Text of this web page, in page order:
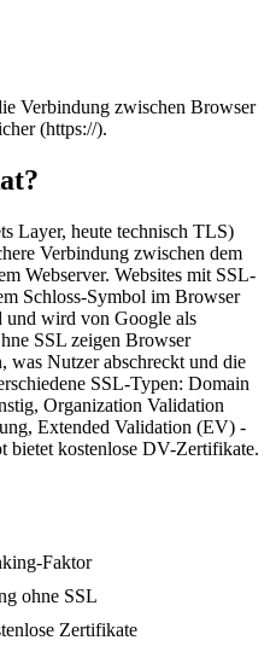
Verbindung zwischen Browser
(https://).
Layer, heute technisch TLS)
Verbindung zwischen dem
Webserver. Websites mit SSL-
Schloss-Symbol im Browser
und wird von Google als
SSL zeigen Browser
Nutzer abschreckt und die
SSL-Typen: Domain
Organization Validation
Extended Validation (EV) -
bietet kostenlose DV-Zertifikate.
Faktor
ohne SSL
Zertifikate